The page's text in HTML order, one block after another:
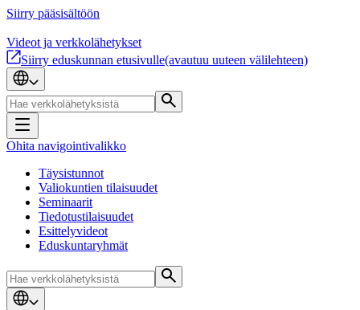
Siirry pääsisältöön
Videot ja verkkolähetykset
Siirry eduskunnan etusivulle(avautuu uuteen välilehteen)
Ohita navigointivalikko
Täysistunnot
Valiokuntien tilaisuudet
Seminaarit
Tiedotustilaisuudet
Esittelyvideot
Eduskuntaryhmät